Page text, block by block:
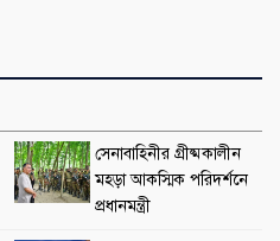
সেনাবাহিনীর গ্রীষ্মকালীন
মহড়া আকস্মিক পরিদর্শনে
প্রধানমন্ত্রী